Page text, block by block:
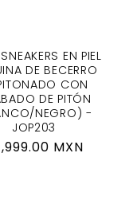
EN PIEL
DE BECERRO
CON
DE PITÓN
NEGRO) -
JOP203
MXN